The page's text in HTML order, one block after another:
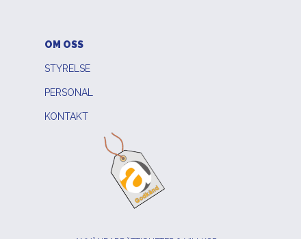
OM OSS
STYRELSE
PERSONAL
KONTAKT